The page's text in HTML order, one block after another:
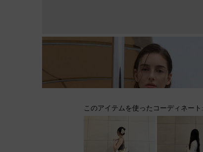
このアイテムを使ったコーディネート: